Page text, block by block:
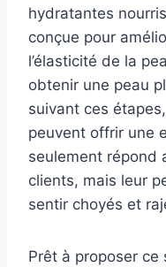
hydratantes
conçue pour
l’élasticité de la
obtenir une peau
suivant ces
peuvent offrir une
seulement répond
clients, mais leur
sentir choyés et
Prêt à proposer ce